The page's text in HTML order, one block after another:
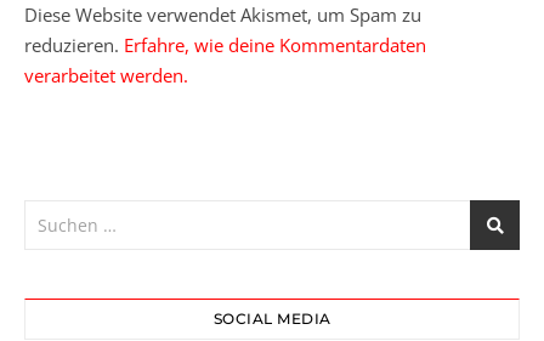
Diese Website verwendet Akismet, um Spam zu
reduzieren. Erfahre, wie deine Kommentardaten
verarbeitet werden.
SOCIAL MEDIA